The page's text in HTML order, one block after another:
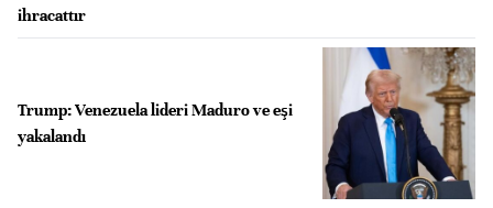
ihracattır
Trump: Venezuela lideri Maduro ve eşi
yakalandı